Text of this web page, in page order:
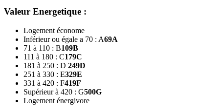
Valeur Energetique :
Logement économe
Inférieur ou égale a 70 : A69A
71 à 110 : B109B
111 à 180 : C179C
181 à 250 : D 249D
251 à 330 : E329E
331 à 420 : F419F
Supérieur à 420 : G500G
Logement énergivore